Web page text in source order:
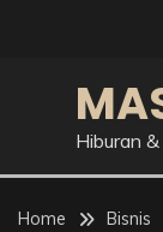
Hiburan
Home
Bisnis